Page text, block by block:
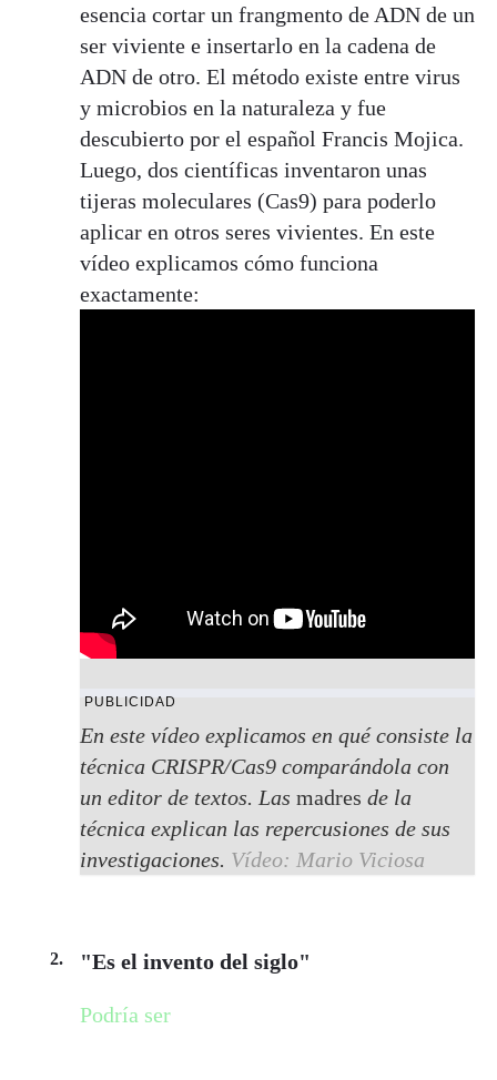
esencia cortar un frangmento de ADN de un
ser viviente e insertarlo en la cadena de
ADN de otro. El método existe entre virus
y microbios en la naturaleza y fue
descubierto por el español Francis Mojica.
Luego, dos científicas inventaron unas
tijeras moleculares (Cas9) para poderlo
aplicar en otros seres vivientes. En este
vídeo explicamos cómo funciona
exactamente:
PUBLICIDAD
En este vídeo explicamos en qué consiste la
técnica CRISPR/Cas9 comparándola con
un editor de textos. Las madres de la
técnica explican las repercusiones de sus
investigaciones. Vídeo: Mario Viciosa
"Es el invento del siglo"
Podría ser